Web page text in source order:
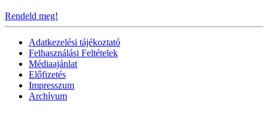
Rendeld meg!
Adatkezelési tájékoztató
Felhasználási Feltételek
Médiaajánlat
Előfizetés
Impresszum
Archívum